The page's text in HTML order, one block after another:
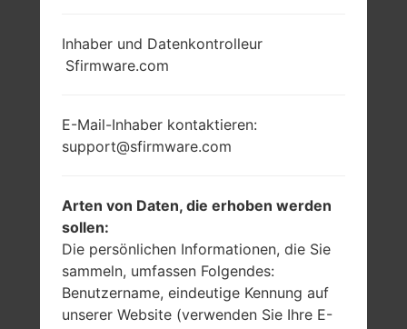
Inhaber und Datenkontrolleur
Sfirmware.com
E-Mail-Inhaber kontaktieren:
support@sfirmware.com
Arten von Daten, die erhoben werden
sollen:
Die persönlichen Informationen, die Sie
sammeln, umfassen Folgendes:
Benutzername, eindeutige Kennung auf
unserer Website (verwenden Sie Ihre E-